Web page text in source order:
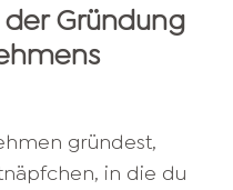
Gründung
gründest,
in die du